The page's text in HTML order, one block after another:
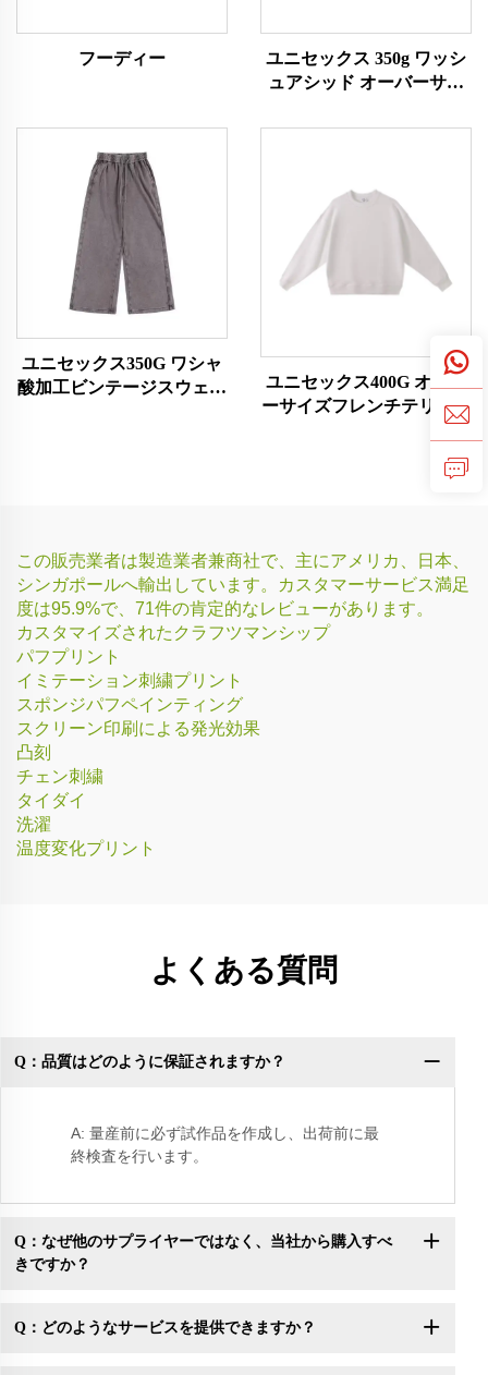
フーディー
ユニセックス 350g ワッシ
ュアシッド オーバーサイ
ユニセックス350G ワシャ
酸加工ビンテージスウェッ
ユニセックス400G オーバ
ーサイズフレンチテリー素
この販売業者は製造業者兼商社で、主にアメリカ、日本、
シンガポールへ輸出しています。カスタマーサービス満足
度は95.9%で、71件の肯定的なレビューがあります。
カスタマイズされたクラフツマンシップ
パフプリント
イミテーション刺繍プリント
スポンジパフペインティング
スクリーン印刷による発光効果
凸刻
チェン刺繍
タイダイ
洗濯
温度変化プリント
よくある質問
Q：品質はどのように保証されますか？
A: 量産前に必ず試作品を作成し、出荷前に最
終検査を行います。
Q：なぜ他のサプライヤーではなく、当社から購入すべ
きですか？
Q：どのようなサービスを提供できますか？